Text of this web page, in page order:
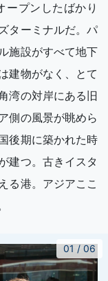
ープンしたばかり
ターミナルだ。パ
施設がすべて地下
建物がなく、とて
湾の対岸にある旧
側の風景が眺めら
後期に築かれた時
建つ。古きイスタ
る港。アジアここ
01 / 06